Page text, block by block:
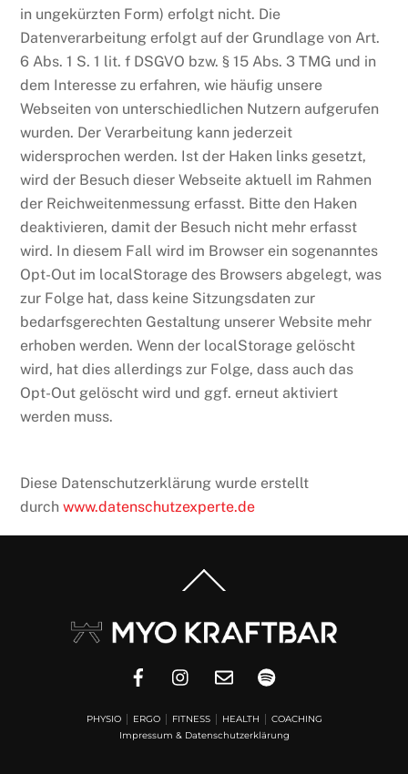
in ungekürzten Form) erfolgt nicht. Die
Datenverarbeitung erfolgt auf der Grundlage von Art.
6 Abs. 1 S. 1 lit. f DSGVO bzw. § 15 Abs. 3 TMG und in
dem Interesse zu erfahren, wie häufig unsere
Webseiten von unterschiedlichen Nutzern aufgerufen
wurden. Der Verarbeitung kann jederzeit
widersprochen werden. Ist der Haken links gesetzt,
wird der Besuch dieser Webseite aktuell im Rahmen
der Reichweitenmessung erfasst. Bitte den Haken
deaktivieren, damit der Besuch nicht mehr erfasst
wird. In diesem Fall wird im Browser ein sogenanntes
Opt-Out im localStorage des Browsers abgelegt, was
zur Folge hat, dass keine Sitzungsdaten zur
bedarfsgerechten Gestaltung unserer Website mehr
erhoben werden. Wenn der localStorage gelöscht
wird, hat dies allerdings zur Folge, dass auch das
Opt-Out gelöscht wird und ggf. erneut aktiviert
werden muss.
Diese Datenschutzerklärung wurde erstellt
durchwww.datenschutzexperte.de
To
Top
PHYSIO│ ERGO│ FITNESS│ HEALTH
COACHING
Impressum & Datenschutzerklärung